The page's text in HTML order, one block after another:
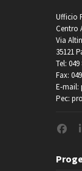
Ufficio
Centro
Via
35121
Tel: 049
Fax:
E-mail:
Pec: